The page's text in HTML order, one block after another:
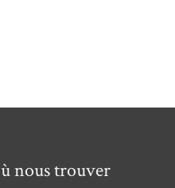
ù nous trouver